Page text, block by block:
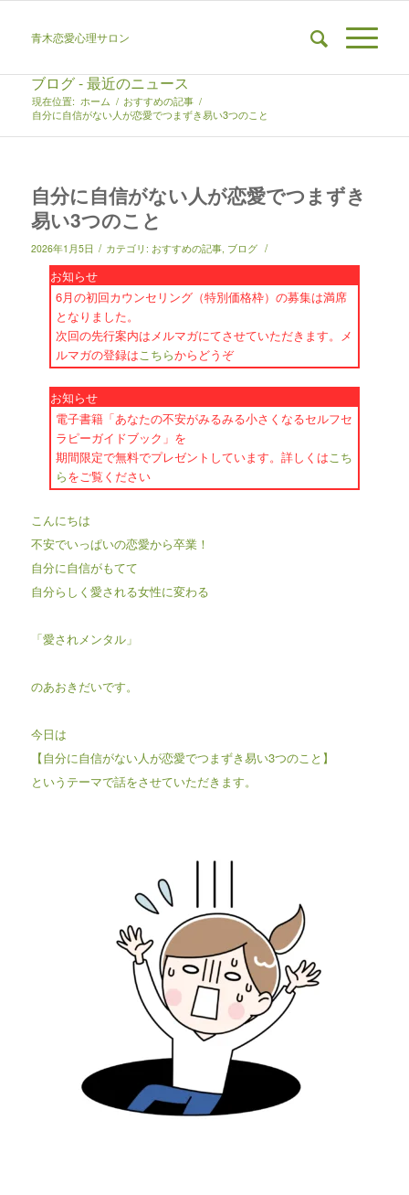
青木恋愛心理サロン
ブログ - 最近のニュース
現在位置: ホーム / おすすめの記事 /
自分に自信がない人が恋愛でつまずき易い3つのこと
自分に自信がない人が恋愛でつまずき
易い3つのこと
2026年1月5日 / カテゴリ: おすすめの記事, ブログ /
お知らせ
6月の初回カウンセリング（特別価格枠）の募集は満席
となりました。
次回の先行案内はメルマガにてさせていただきます。メ
ルマガの登録はこちらからどうぞ
お知らせ
電子書籍「あなたの不安がみるみる小さくなるセルフセ
ラピーガイドブック」を
期間限定で無料でプレゼントしています。詳しくはこち
らをご覧ください
こんにちは
不安でいっぱいの恋愛から卒業！
自分に自信がもてて
自分らしく愛される女性に変わる
「愛されメンタル」
のあおきだいです。
今日は
【自分に自信がない人が恋愛でつまずき易い3つのこと】
というテーマで話をさせていただきます。